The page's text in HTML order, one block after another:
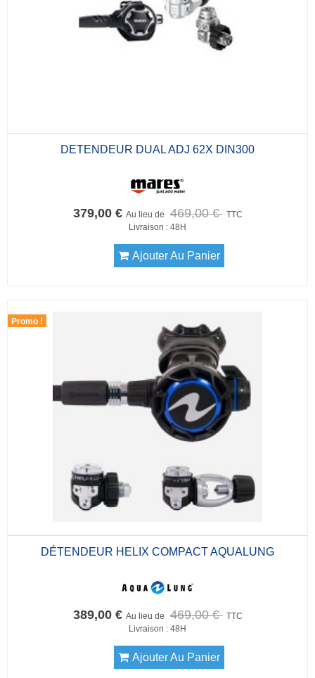
DETENDEUR DUAL ADJ 62X DIN300
379,00 € Au lieu de 469,00 € TTC
Livraison : 48H
Ajouter Au Panier
Promo !
DÉTENDEUR HELIX COMPACT AQUALUNG
389,00 € Au lieu de 469,00 € TTC
Livraison : 48H
Ajouter Au Panier